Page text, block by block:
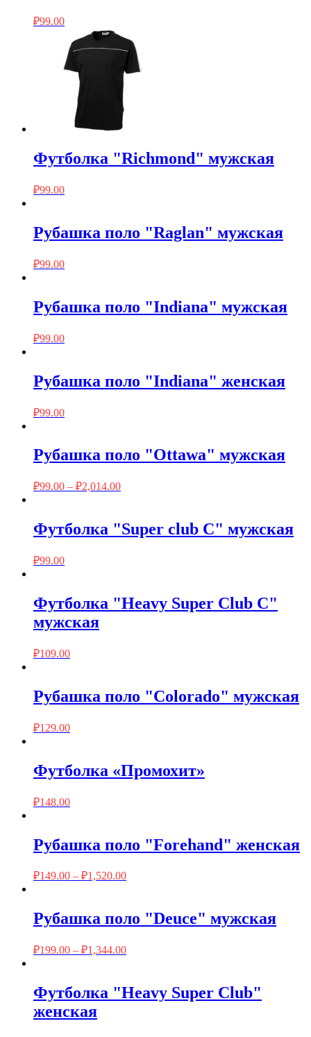
₽99.00
Футболка "Richmond" мужская
₽99.00
Рубашка поло "Raglan" мужская
₽99.00
Рубашка поло "Indiana" мужская
₽99.00
Рубашка поло "Indiana" женская
₽99.00
Рубашка поло "Ottawa" мужская
₽99.00 – ₽2,014.00
Футболка "Super club C" мужская
₽99.00
Футболка "Heavy Super Club C"
мужская
₽109.00
Рубашка поло "Colorado" мужская
₽129.00
Футболка «Промохит»
₽148.00
Рубашка поло "Forehand" женская
₽149.00 – ₽1,520.00
Рубашка поло "Deuce" мужская
₽199.00 – ₽1,344.00
Футболка "Heavy Super Club"
женская